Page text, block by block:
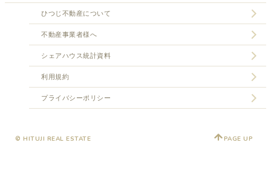
ひつじ不動産について
不動産事業者様へ
シェアハウス統計資料
利用規約
プライバシーポリシー
© HITUJI REAL ESTATE PAGE UP